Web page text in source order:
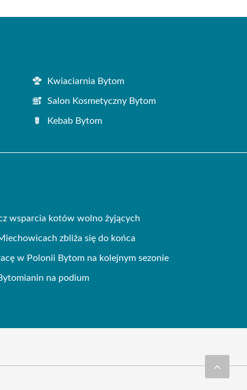
Kwiaciarnia Bytom
Salon Kosmetyczny Bytom
Kebab Bytom
wsparcia kotów wolno żyjących
zbliża się do końca
w Polonii Bytom na kolejnym sezonie
na podium